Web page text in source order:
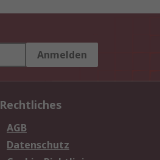
Anmelden
Rechtliches
AGB
Datenschutz